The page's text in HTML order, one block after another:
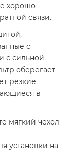
хорошо
связи.
с
с сильной
оберегает
резкие
в
мягкий чехол
установки на